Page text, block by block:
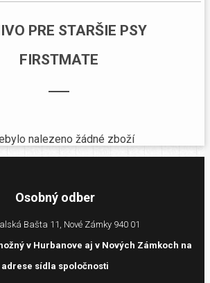
PRE STARŠIE PSY
FIRSTMATE
nalezeno žádné zboží
Osobný odber
Bašta 11, Nové Zámky 940 01
v Hurbanove aj v Nových Zámkoch na
adrese sídla spoločnosti